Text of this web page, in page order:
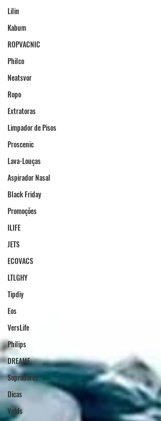
Lilin
Kabum
ROPVACNIC
Philco
Neatsvor
Ropo
Extratoras
Limpador de Pisos
Proscenic
Lava-Louças
Aspirador Nasal
Black Friday
Promoções
ILIFE
JETS
ECOVACS
LTLGHY
Tipdiy
Eos
VersLife
Philips
DREAME
Sopradores
Dicas
Velds